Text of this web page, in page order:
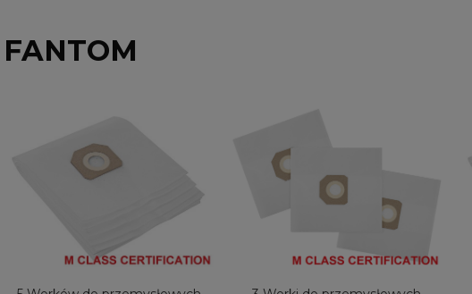
FANTOM